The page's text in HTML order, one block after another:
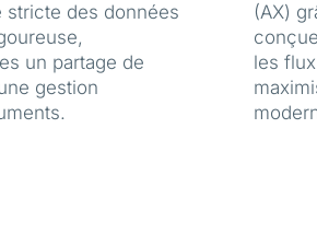
stricte des données
un partage de
gestion
(AX)
les